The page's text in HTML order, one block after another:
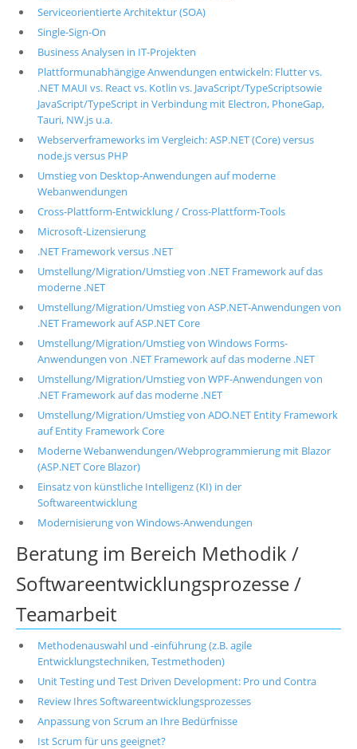
Serviceorientierte Architektur (SOA)
Single-Sign-On
Business Analysen in IT-Projekten
Plattformunabhängige Anwendungen entwickeln: Flutter vs.
.NET MAUI vs. React vs. Kotlin vs. JavaScript/TypeScriptsowie
JavaScript/TypeScript in Verbindung mit Electron, PhoneGap,
Tauri, NW.js u.a.
Webserverframeworks im Vergleich: ASP.NET (Core) versus
node.js versus PHP
Umstieg von Desktop-Anwendungen auf moderne
Webanwendungen
Cross-Plattform-Entwicklung / Cross-Plattform-Tools
Microsoft-Lizensierung
.NET Framework versus .NET
Umstellung/Migration/Umstieg von .NET Framework auf das
moderne .NET
Umstellung/Migration/Umstieg von ASP.NET-Anwendungen von
.NET Framework auf ASP.NET Core
Umstellung/Migration/Umstieg von Windows Forms-
Anwendungen von .NET Framework auf das moderne .NET
Umstellung/Migration/Umstieg von WPF-Anwendungen von
.NET Framework auf das moderne .NET
Umstellung/Migration/Umstieg von ADO.NET Entity Framework
auf Entity Framework Core
Moderne Webanwendungen/Webprogrammierung mit Blazor
(ASP.NET Core Blazor)
Einsatz von künstliche Intelligenz (KI) in der
Softwareentwicklung
Modernisierung von Windows-Anwendungen
Beratung im Bereich Methodik /
Softwareentwicklungsprozesse /
Teamarbeit
Methodenauswahl und -einführung (z.B. agile
Entwicklungstechniken, Testmethoden)
Unit Testing und Test Driven Development: Pro und Contra
Review Ihres Softwareentwicklungsprozesses
Anpassung von Scrum an Ihre Bedürfnisse
Ist Scrum für uns geeignet?